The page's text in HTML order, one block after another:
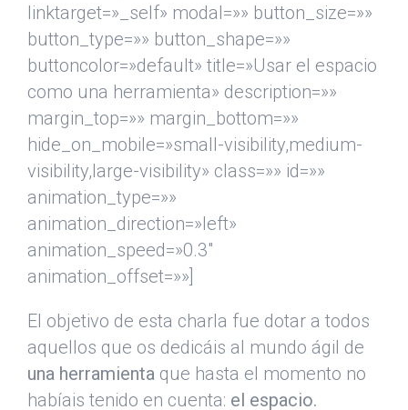
linktarget=»_self» modal=»» button_size=»»
button_type=»» button_shape=»»
buttoncolor=»default» title=»Usar el espacio
como una herramienta» description=»»
margin_top=»» margin_bottom=»»
hide_on_mobile=»small-visibility,medium-
visibility,large-visibility» class=»» id=»»
animation_type=»»
animation_direction=»left»
animation_speed=»0.3″
animation_offset=»»]
El objetivo de esta charla fue dotar a todos
aquellos que os dedicáis al mundo ágil de
una herramienta que hasta el momento no
habíais tenido en cuenta: el espacio.